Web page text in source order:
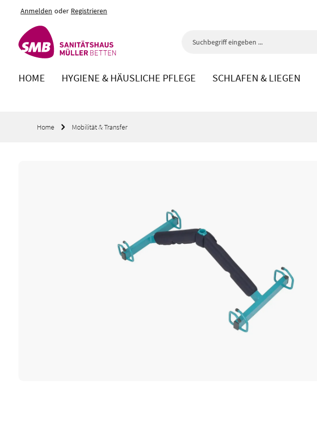
Hauptinhalt springen
Zur Suche springen
Zur Hauptnavigation springen
Anmelden oder Registrieren
HOME HYGIENE & HÄUSLICHE PFLEGE SCHLAFEN & LIEGEN
Home Mobilität & Transfer